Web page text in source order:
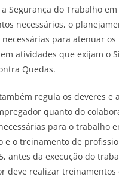
Segurança do Trabalho
necessários, o
para atenuar os
atividades que exijam o
Quedas.
regula os deveres e
quanto do
para o trabalho
e o treinamento de
antes da execução do
deve realizar treinamentos